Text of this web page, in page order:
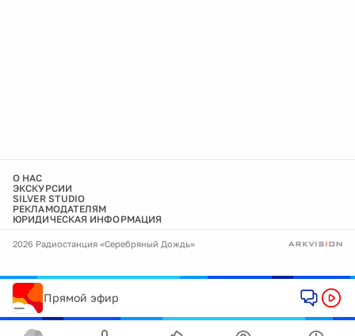
О НАС
ЭКСКУРСИИ
SILVER STUDIO
РЕКЛАМОДАТЕЛЯМ
ЮРИДИЧЕСКАЯ ИНФОРМАЦИЯ
2026 Радиостанция «Серебряный Дождь»
Прямой эфир